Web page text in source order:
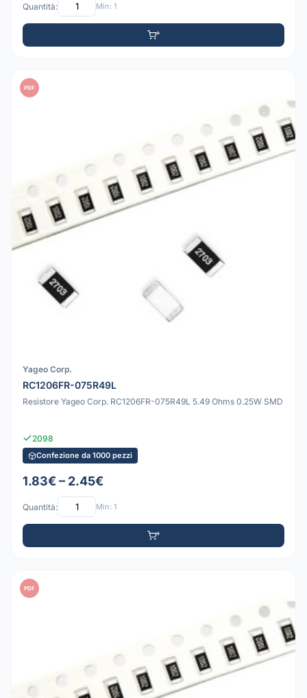
Quantità: Min: 1
PDF
Yageo Corp.
RC1206FR-075R49L
Resistore Yageo Corp. RC1206FR-075R49L 5.49 Ohms 0.25W SMD
2098
Confezione da 1000 pezzi
1.83€ – 2.45€
Quantità: Min: 1
PDF